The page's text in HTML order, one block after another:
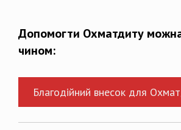
Допомогти Охматдиту
чином:
Благодійний внесок для